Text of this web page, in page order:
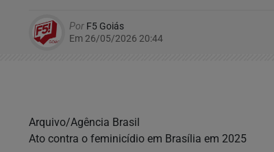
Por F5 Goiás
Em 26/05/2026 20:44
Arquivo/Agência Brasil
Ato contra o feminicídio em Brasília em 2025